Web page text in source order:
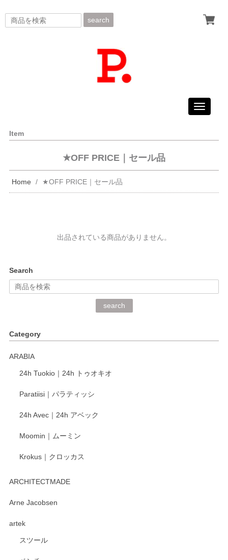
search
Toggle
Item
★OFF PRICE｜セール品
Home ★OFF PRICE｜セール品
出品されている商品がありません。
Search
search
Category
ARABIA
24h Tuokio｜24h トゥオキオ
Paratiisi｜パラティッシ
24h Avec｜24h アベック
Moomin｜ムーミン
Krokus｜クロッカス
ARCHITECTMADE
Arne Jacobsen
artek
スツール